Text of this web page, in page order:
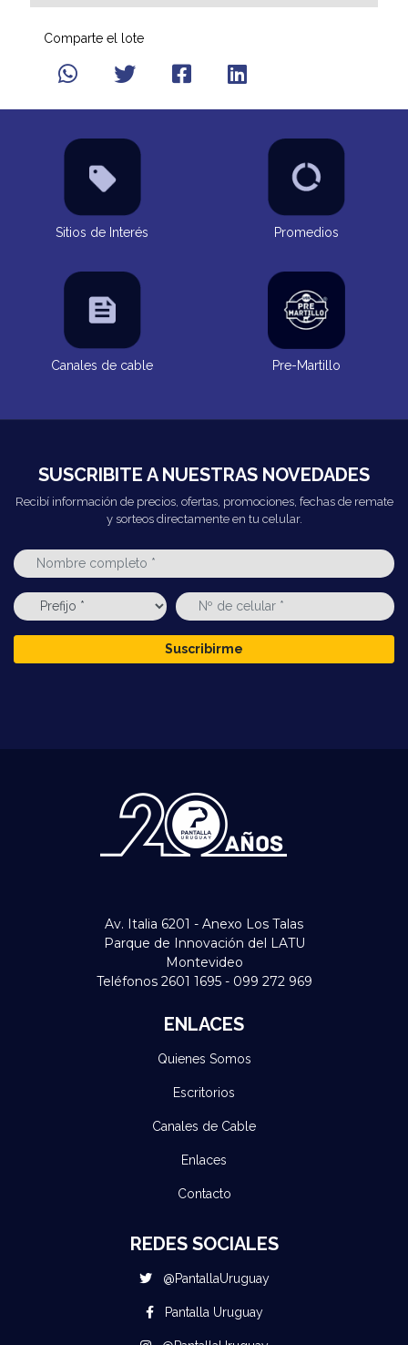
Comparte el lote
Sitios de Interés Promedios
Canales de cable Pre-Martillo
SUSCRIBITE A NUESTRAS NOVEDADES
Recibí información de precios, ofertas, promociones, fechas de remate
y sorteos directamente en tu celular.
Suscribirme
Av. Italia 6201 - Anexo Los Talas
Parque de Innovación del LATU
Montevideo
Teléfonos 2601 1695 - 099 272 969
ENLACES
Quienes Somos
Escritorios
Canales de Cable
Enlaces
Contacto
REDES SOCIALES
@PantallaUruguay
Pantalla Uruguay